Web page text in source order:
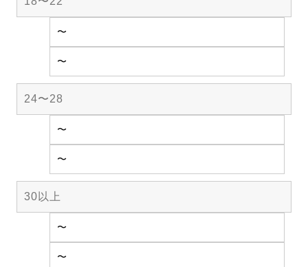
〜
〜
24〜28
〜
〜
30以上
〜
〜